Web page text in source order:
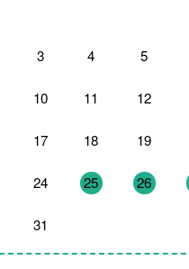
3 4 5
10 11 12
17 18 19
24 25 26
31